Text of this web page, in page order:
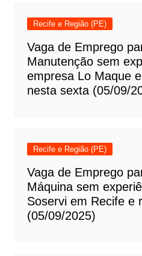
Recife e Região (PE)
Vaga de Emprego
Manutenção sem
empresa Lo Maque
nesta sexta (05/09/
Recife e Região (PE)
Vaga de Emprego
Máquina sem
Soservi em Recife e
(05/09/2025)